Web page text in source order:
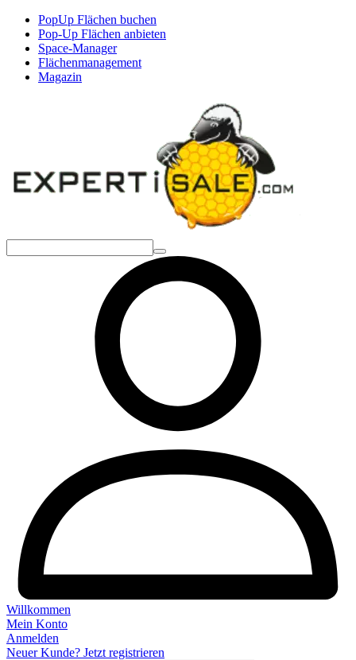
PopUp Flächen buchen
Pop-Up Flächen anbieten
Space-Manager
Flächenmanagement
Magazin
Willkommen
Mein Konto
Anmelden
Neuer Kunde? Jetzt registrieren